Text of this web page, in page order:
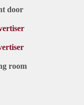
door
room